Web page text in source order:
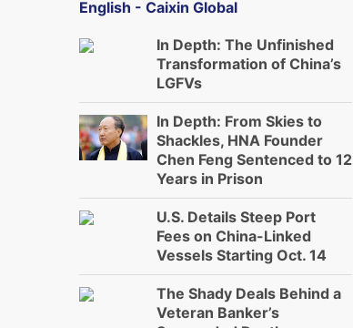
English - Caixin Global
In Depth: The Unfinished
Transformation of China’s
LGFVs
In Depth: From Skies to
Shackles, HNA Founder
Chen Feng Sentenced to 12
Years in Prison
U.S. Details Steep Port
Fees on China-Linked
Vessels Starting Oct. 14
The Shady Deals Behind a
Veteran Banker’s